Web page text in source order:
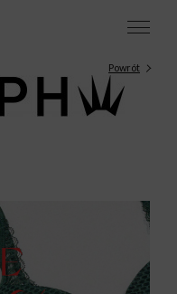
Powrót